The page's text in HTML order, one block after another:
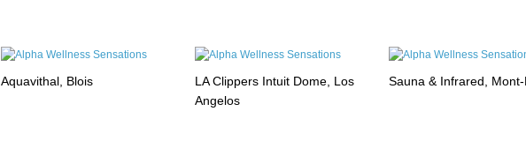
Aquavithal, Blois
LA Clippers Intuit Dome, Los
Angelos
Sauna & Infrared,